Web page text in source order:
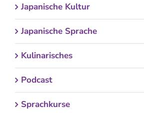
Japanische Kultur
Japanische Sprache
Kulinarisches
Podcast
Sprachkurse